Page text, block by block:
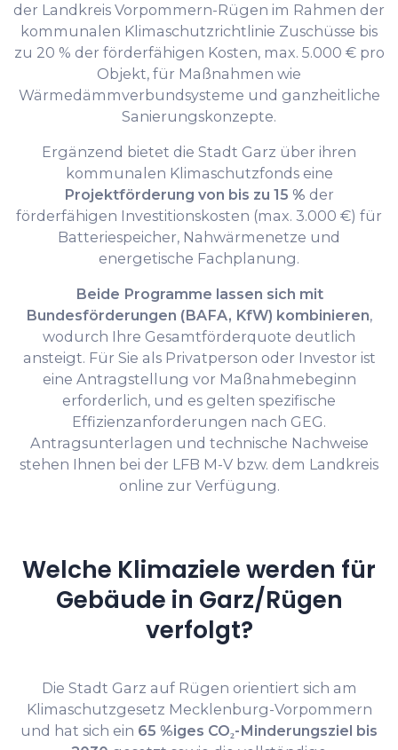
der Landkreis Vorpommern-Rügen im Rahmen der
kommunalen Klimaschutzrichtlinie Zuschüsse bis
zu 20 % der förderfähigen Kosten, max. 5.000 € pro
Objekt, für Maßnahmen wie
Wärmedämmverbundsysteme und ganzheitliche
Sanierungskonzepte.
Ergänzend bietet die Stadt Garz über ihren
kommunalen Klimaschutzfonds eine
Projektförderung von bis zu 15 % der
förderfähigen Investitionskosten (max. 3.000 €) für
Batteriespeicher, Nahwärmenetze und
energetische Fachplanung.
Beide Programme lassen sich mit
Bundesförderungen (BAFA, KfW) kombinieren,
wodurch Ihre Gesamtförderquote deutlich
ansteigt. Für Sie als Privatperson oder Investor ist
eine Antragstellung vor Maßnahmebeginn
erforderlich, und es gelten spezifische
Effizienzanforderungen nach GEG.
Antragsunterlagen und technische Nachweise
stehen Ihnen bei der LFB M-V bzw. dem Landkreis
online zur Verfügung.
Welche Klimaziele werden für
Gebäude in Garz/Rügen
verfolgt?
Die Stadt Garz auf Rügen orientiert sich am
Klimaschutzgesetz Mecklenburg-Vorpommern
und hat sich ein 65 %iges CO₂-Minderungsziel bis